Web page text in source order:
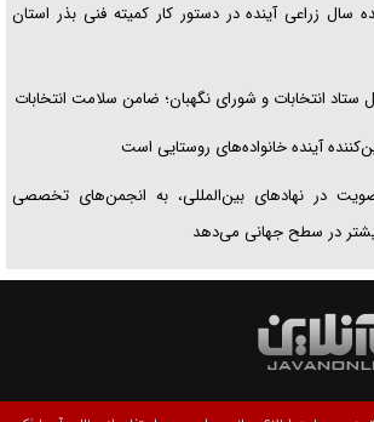
سال زراعی آینده در دستور کار کمیته فنی بذر استان
ستاد انتخابات و شورای نگهبان؛ ضامن سلامت انتخابات
آینده خانواده‌های روستایی است
در نهادهای بین‌المللی، به انجمن‌های تخصصی
در سطح جهانی می‌دهد